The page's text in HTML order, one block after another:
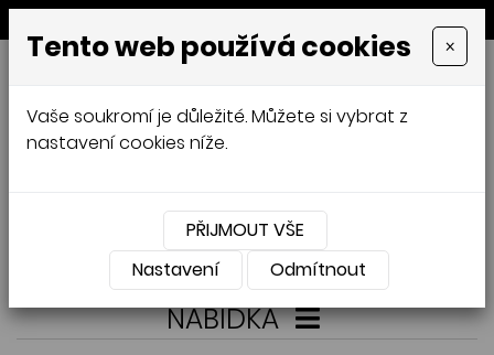
MENU
GALAMODA-XXL
Jana Mládková
XXL,ČESKÁ VÝROBA
Přihlásit Košík 0
NABÍDKA
Tento web používá cookies ×
Vaše soukromí je důležité. Můžete si vybrat z
nastavení cookies níže.
PŘIJMOUT VŠE
Nastavení
Odmítnout